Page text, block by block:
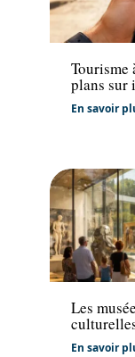
Voyage
Tourisme
plans sur
En savoir
Activités
Les
En savoir